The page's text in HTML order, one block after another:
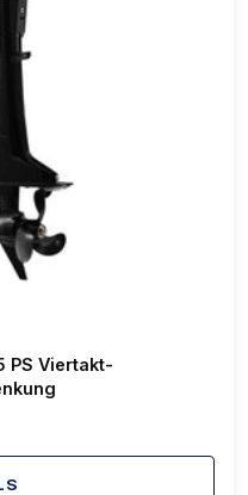
PS Viertakt-